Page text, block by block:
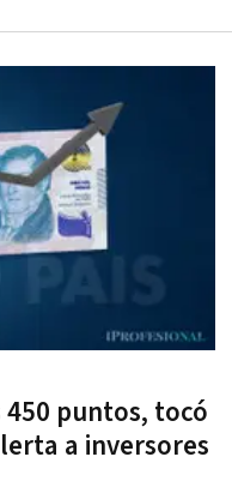
450 puntos, tocó
a inversores